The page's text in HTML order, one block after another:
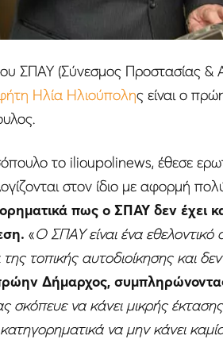
ΣΠΑΥ (Σύνεσμος Προστασίας &
Ηλία Ηλιούπολης είναι ο
το ilioupolinews, έθεσε
στον ίδιο με αφορμή
πως ο ΣΠΑΥ δεν έχει
«Ο ΣΠΑΥ είναι ένα
τοπικής αυτοδιοίκησης και δεν
Δήμαρχος,
σκόπευε να κάνει μικρής
να μην κάνει